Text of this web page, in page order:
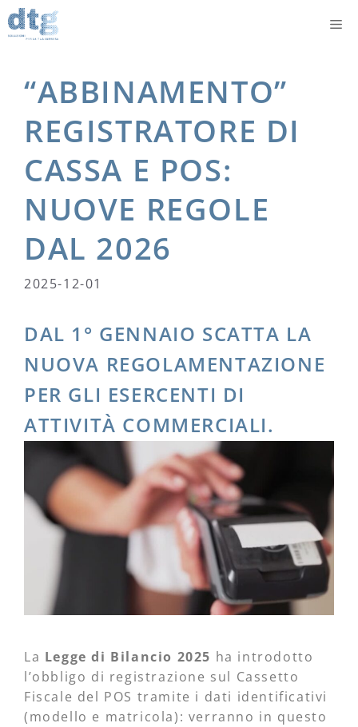
“ABBINAMENTO”
REGISTRATORE DI
CASSA E POS:
NUOVE REGOLE
DAL 2026
2025-12-01
DAL 1° GENNAIO SCATTA LA
NUOVA REGOLAMENTAZIONE
PER GLI ESERCENTI DI
ATTIVITÀ COMMERCIALI.
La Legge di Bilancio 2025 ha introdotto
l’obbligo di registrazione sul Cassetto
Fiscale del POS tramite i dati identificativi
(modello e matricola): verranno in questo